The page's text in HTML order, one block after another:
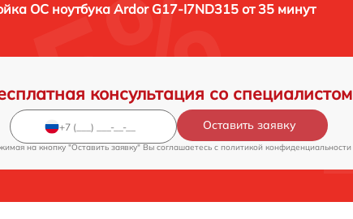
ОС ноутбука Ardor G17-I7ND315 от 35 минут
консультация со специалистом
Оставить заявку
на кнопку "Оставить заявку" Вы соглашаетесь c политикой конфиденциальности